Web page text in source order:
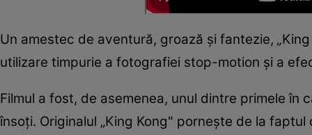
Un amestec de aventură, groază și fantezie, „
utilizare timpurie a fotografiei stop-motion și a
Filmul a fost, de asemenea, unul dintre primele
însoți. Originalul „King Kong" pornește de la